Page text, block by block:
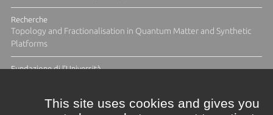
Recherche
Topology and Fractionalisation in Quantum Matter and Synthetic
Platforms
Fundazione di l'Università
This site uses cookies and gives you